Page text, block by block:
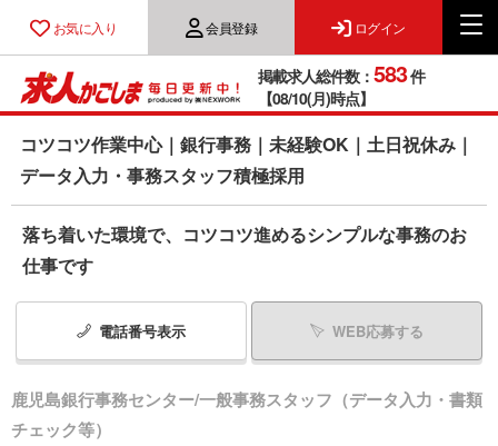
お気に入り 会員登録 ログイン
掲載求人総件数： 583件
【08/10(月)時点】
コツコツ作業中心｜銀行事務｜未経験OK｜土日祝休み｜
データ入力・事務スタッフ積極採用
落ち着いた環境で、コツコツ進めるシンプルな事務のお
仕事です
電話番号表示 WEB応募する
鹿児島銀行事務センター/一般事務スタッフ（データ入力・書類
チェック等）